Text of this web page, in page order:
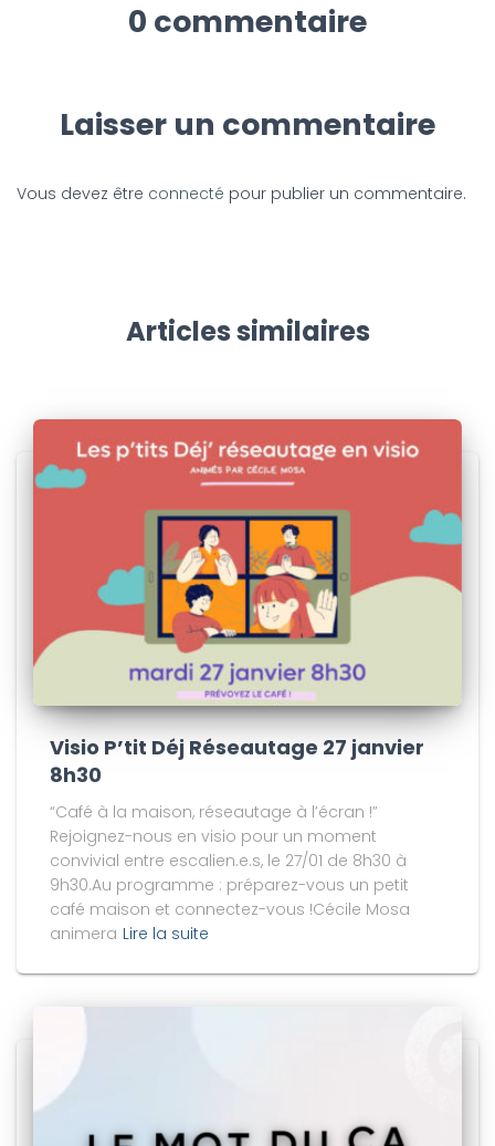
0 commentaire
Laisser un commentaire
Vous devez être connecté pour publier un commentaire.
Articles similaires
Visio P’tit Déj Réseautage 27 janvier
8h30
“Café à la maison, réseautage à l’écran !”
Rejoignez-nous en visio pour un moment
convivial entre escalien.e.s, le 27/01 de 8h30 à
9h30.Au programme : préparez-vous un petit
café maison et connectez-vous !Cécile Mosa
animera Lire la suite